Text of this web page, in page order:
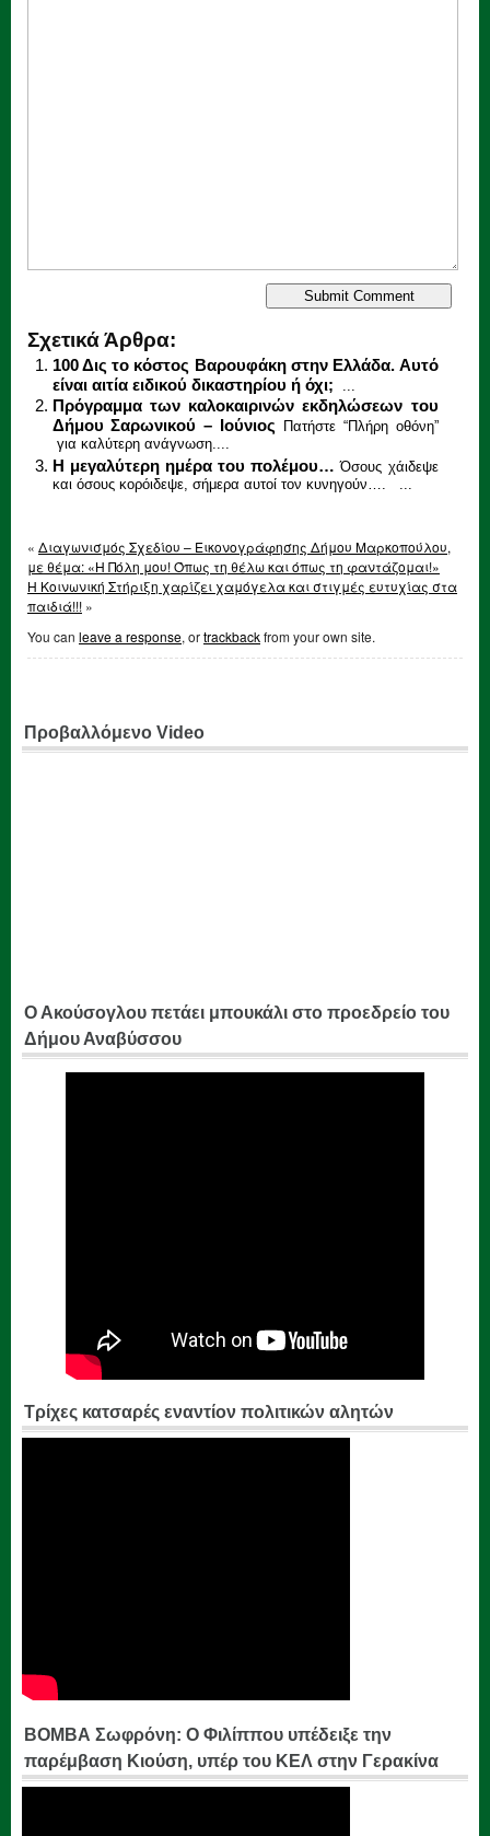
Σχετικά Άρθρα:
100 Δις το κόστος Βαρουφάκη στην Ελλάδα. Αυτό
είναι αιτία ειδικού δικαστηρίου ή όχι;
...
Πρόγραμμα των καλοκαιρινών εκδηλώσεων του
Δήμου Σαρωνικού – Ιούνιος
Πατήστε “Πλήρη οθόνη”
για καλύτερη ανάγνωση....
Η μεγαλύτερη ημέρα του πολέμου… Όσους χάιδεψε
και όσους κορόιδεψε, σήμερα αυτοί τον κυνηγούν…. ...
« Διαγωνισμός Σχεδίου – Εικονογράφησης Δήμου Μαρκοπούλου,
με θέμα: «Η Πόλη μου! Όπως τη θέλω και όπως τη φαντάζομαι!»
Η Κοινωνική Στήριξη χαρίζει χαμόγελα και στιγμές ευτυχίας στα
παιδιά!!! »
You can leave a response, ortrackbackfrom your own site.
Προβαλλόμενο Video
Ο Ακούσογλου πετάει μπουκάλι στο προεδρείο του
Δήμου Αναβύσσου
Τρίχες κατσαρές εναντίον πολιτικών αλητών
ΒΟΜΒΑ Σωφρόνη: Ο Φιλίππου υπέδειξε την
παρέμβαση Κιούση, υπέρ του ΚΕΛ στην Γερακίνα